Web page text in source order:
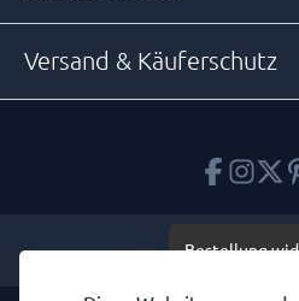
Versand & Käuferschutz
Bestellung